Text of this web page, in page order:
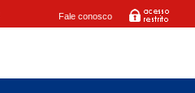
Fale conosco